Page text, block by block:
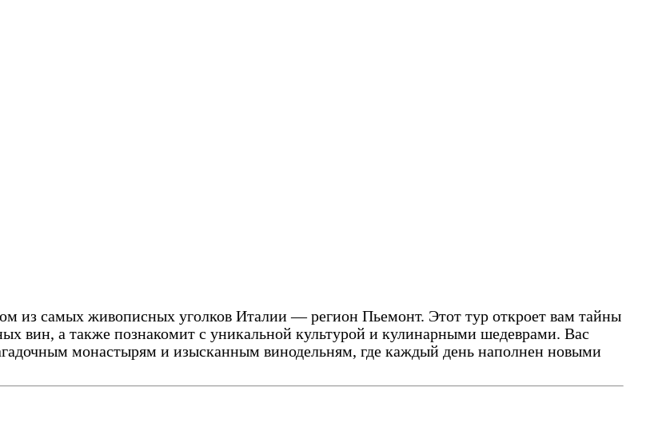
из самых живописных уголков Италии — регион Пьемонт. Этот тур откроет вам тайны
вин, а также познакомит с уникальной культурой и кулинарными шедеврами. Вас
монастырям и изысканным винодельням, где каждый день наполнен новыми